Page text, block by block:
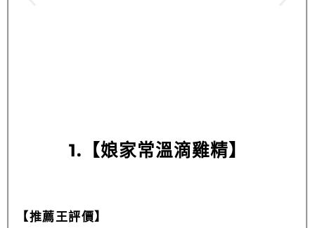
1.【娘家常溫滴雞精】
【推薦王評價】